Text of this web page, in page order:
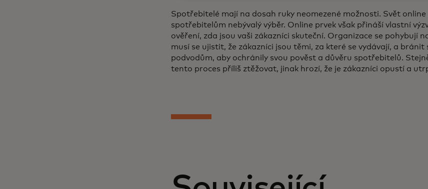
Spotřebitelé mají na dosah ruky neomezené možnosti. Svět
spotřebitelům nebývalý výběr. Online prvek však přináší vlastní
ověření, zda jsou vaši zákazníci skuteční. Organizace se pohybují
musí se ujistit, že zákazníci jsou těmi, za které se vydávají, a bránit
podvodům, aby ochránily svou pověst a důvěru spotřebitelů.
tento proces příliš ztěžovat, jinak hrozí, že je zákazníci opustí a